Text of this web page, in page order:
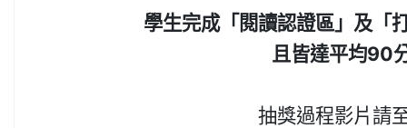
學生完成「閱讀認證區」及「
且皆達平均90
抽獎過程影片請